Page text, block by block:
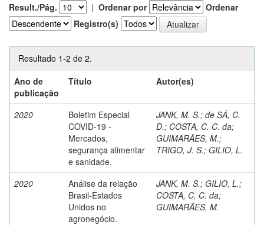
Result./Pág. | Ordenar por
Ordenar
Registro(s)
Resultado 1-2 de 2.
Ano de
publicação
Título Autor(es)
2020
Boletim Especial
COVID-19 -
Mercados,
segurança alimentar
e sanidade.
JANK, M. S.; de SÁ, C.
D.; COSTA, C. C. da;
GUIMARÃES, M.;
TRIGO, J. S.; GILIO, L.
2020
Análise da relação
Brasil-Estados
Unidos no
agronegócio.
JANK, M. S.; GILIO, L.;
COSTA, C. C. da;
GUIMARÃES, M.